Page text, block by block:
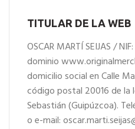
TITULAR DE LA WEB
OSCAR MARTÍ SEIJAS /
dominio
domicilio social en Calle
código postal 20016 de la
Sebastián (Guipúzcoa).
o e-mail: